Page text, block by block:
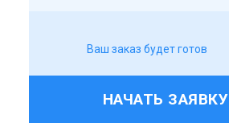
Ваш заказ будет готов
НАЧАТЬ ЗАЯВКУ